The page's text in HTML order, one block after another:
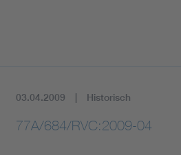
03.04.2009 Historisch
77A/684/RVC:2009-04